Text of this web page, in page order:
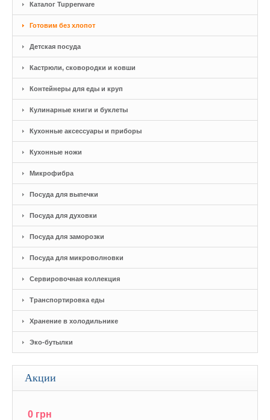
Каталог Tupperware
Готовим без хлопот
Детская посуда
Кастрюли, сковородки и ковши
Контейнеры для еды и круп
Кулинарные книги и буклеты
Кухонные аксессуары и приборы
Кухонные ножи
Микрофибра
Посуда для выпечки
Посуда для духовки
Посуда для заморозки
Посуда для микроволновки
Сервировочная коллекция
Транспортировка еды
Хранение в холодильнике
Эко-бутылки
Акции
0 грн